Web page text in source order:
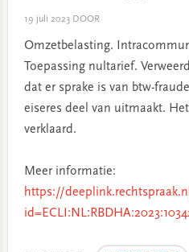
19 juli 2023DOOR
Omzetbelasting.
Toepassing nultarief.
dat er sprake is van btw-
eiseres deel van uitmaakt.
verklaard.
Meer informatie:
https://